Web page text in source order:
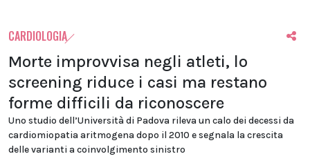
CARDIOLOGIA
Morte improvvisa negli atleti, lo
screening riduce i casi ma restano
forme difficili da riconoscere
Uno studio dell’Università di Padova rileva un calo dei decessi da
cardiomiopatia aritmogena dopo il 2010 e segnala la crescita
delle varianti a coinvolgimento sinistro